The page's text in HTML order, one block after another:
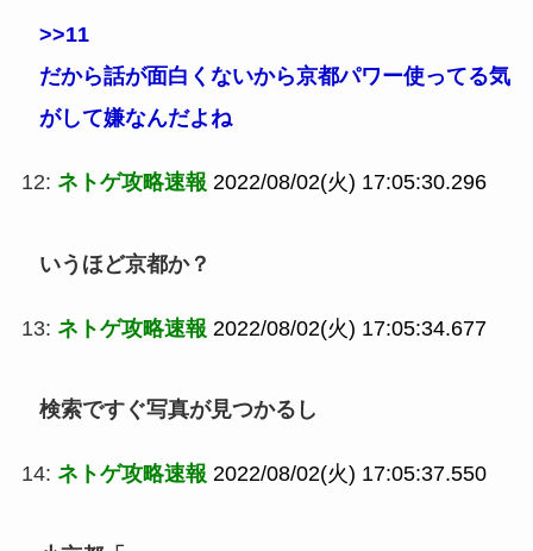
>>11
だから話が面白くないから京都パワー使ってる気
がして嫌なんだよね
12: ネトゲ攻略速報 2022/08/02(火) 17:05:30.296
いうほど京都か？
13: ネトゲ攻略速報 2022/08/02(火) 17:05:34.677
検索ですぐ写真が見つかるし
14: ネトゲ攻略速報 2022/08/02(火) 17:05:37.550